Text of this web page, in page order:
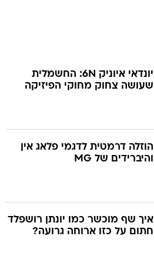
יונדאי איוניק 6N: החשמלית
שעושה צחוק מחוקי הפיזיקה
הוזלה דרמטית לדגמי פלאג אין
והיברידים של MG
איך שף מוכשר כמו יונתן רושפלד
חתום על כזו ארוחה גרועה?